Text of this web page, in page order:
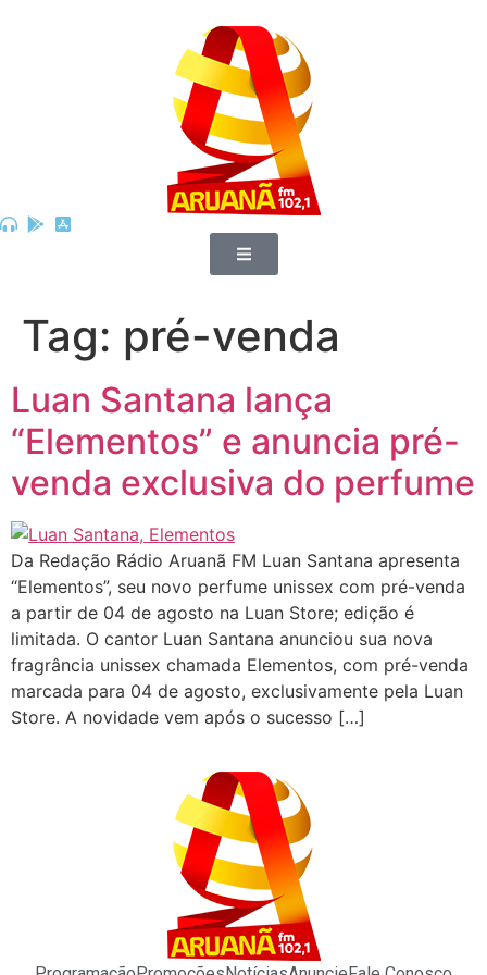
Tag: pré-venda
Luan Santana lança
“Elementos” e anuncia pré-
venda exclusiva do perfume
Da Redação Rádio Aruanã FM Luan Santana apresenta
“Elementos”, seu novo perfume unissex com pré-venda
a partir de 04 de agosto na Luan Store; edição é
limitada. O cantor Luan Santana anunciou sua nova
fragrância unissex chamada Elementos, com pré-venda
marcada para 04 de agosto, exclusivamente pela Luan
Store. A novidade vem após o sucesso […]